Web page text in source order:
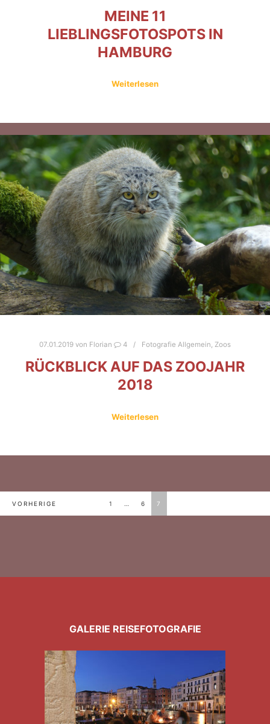
MEINE 11
LIEBLINGSFOTOSPOTS IN
HAMBURG
Weiterlesen
07.01.2019 von Florian 4 Fotografie Allgemein, Zoos
RÜCKBLICK AUF DAS ZOOJAHR
2018
Weiterlesen
BEITRAGSNAVIGATION
VORHERIGE 1 6 7
GALERIE REISEFOTOGRAFIE